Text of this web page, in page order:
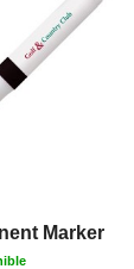
Marker